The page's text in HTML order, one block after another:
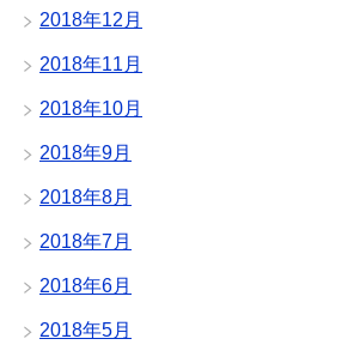
2018年12月
2018年11月
2018年10月
2018年9月
2018年8月
2018年7月
2018年6月
2018年5月